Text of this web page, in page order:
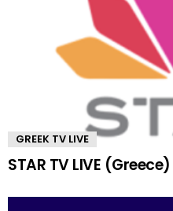
GREEK TV LIVE
STAR TV LIVE (Greece)